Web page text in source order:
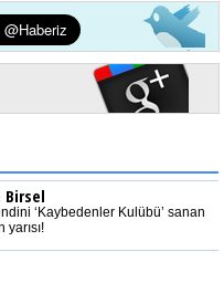
Birsel
‘Kaybedenler Kulübü’ sanan
yarısı!